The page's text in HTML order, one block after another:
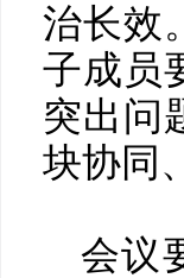
治长效
子成员
突出问
块协同
会议